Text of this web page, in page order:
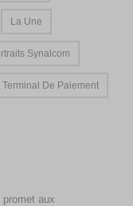
La Une
Synalcom
Terminal De Paiement
aux